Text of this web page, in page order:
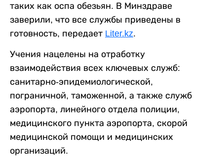
таких как оспа обезьян. В Минздраве
заверили, что все службы приведены в
готовность, передает Liter.kz.
Учения нацелены на отработку
взаимодействия всех ключевых служб:
санитарно-эпидемиологической,
пограничной, таможенной, а также служб
аэропорта, линейного отдела полиции,
медицинского пункта аэропорта, скорой
медицинской помощи и медицинских
организаций.